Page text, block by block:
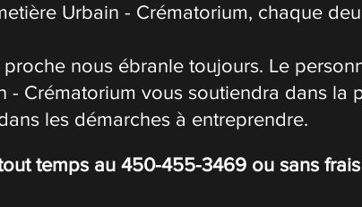
Urbain - Crématorium, chaque
nous ébranle toujours. Le
- Crématorium vous soutiendra dans la
les démarches à entreprendre.
temps au 450-455-3469ou sans